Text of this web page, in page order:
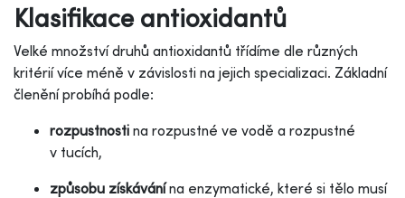
Klasifikace antioxidantů
Velké množství druhů antioxidantů třídíme dle různých
kritérií více méně v závislosti na jejich specializaci. Základní
členění probíhá podle:
rozpustnosti na rozpustné ve vodě a rozpustné
v tucích,
způsobu získávánína enzymatické, které si tělo musí